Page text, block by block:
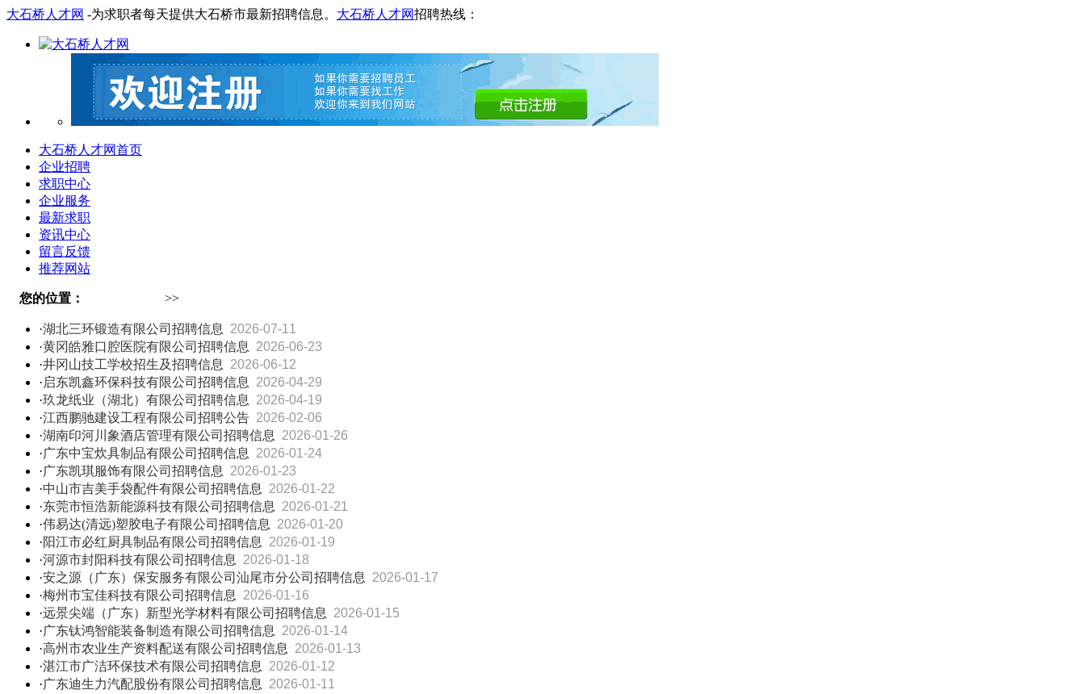
大石桥人才网 -为求职者每天提供大石桥市最新招聘信息。 大石桥人才网招聘热线：
大石桥人才网首页
企业招聘
求职中心
企业服务
最新求职
资讯中心
留言反馈
推荐网站
您的位置： >>
·湖北三环锻造有限公司招聘信息
2026-07-11
·黄冈皓雅口腔医院有限公司招聘信息
2026-06-23
·井冈山技工学校招生及招聘信息
2026-06-12
· 启东凯鑫环保科技有限公司招聘信息
2026-04-29
·玖龙纸业（湖北）有限公司招聘信息
2026-04-19
·江西鹏驰建设工程有限公司招聘公告 2026-02-06
·湖南印河川象酒店管理有限公司招聘信息
2026-01-26
·广东中宝炊具制品有限公司招聘信息
2026-01-24
·广东凯琪服饰有限公司招聘信息
2026-01-23
·中山市吉美手袋配件有限公司招聘信息
2026-01-22
·东莞市恒浩新能源科技有限公司招聘信息
2026-01-21
·伟易达(清远)塑胶电子有限公司招聘信息
2026-01-20
·阳江市必红厨具制品有限公司招聘信息
2026-01-19
·河源市封阳科技有限公司招聘信息
2026-01-18
·安之源（广东）保安服务有限公司汕尾市分公司招聘信息
2026-01-17
·梅州市宝佳科技有限公司招聘信息
2026-01-16
·远景尖端（广东）新型光学材料有限公司招聘信息
2026-01-15
·广东钛鸿智能装备制造有限公司招聘信息
2026-01-14
·高州市农业生产资料配送有限公司招聘信息
2026-01-13
·湛江市广洁环保技术有限公司招聘信息
2026-01-12
·广东迪生力汽配股份有限公司招聘信息
2026-01-11